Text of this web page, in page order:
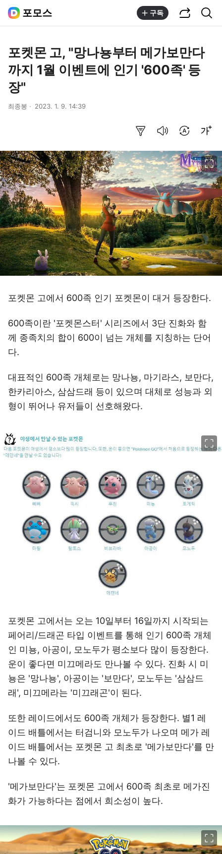
포모스 구독
포켓몬 고, "망나뇽부터 메가보만다
까지 1월 이벤트에 인기 '600족' 등
장"
최종봉 2023. 1. 9. 14:39
포켓몬 고에서 600족 인기 포켓몬이 대거 등장한다.
600족이란 '포켓몬스터' 시리즈에서 3단 진화와 함
께 종족치의 합이 600이 넘는 개체를 지칭하는 단어
다.
대표적인 600족 개체로는 망나뇽, 마기라스, 보만다,
한카리아스, 삼삼드래 등이 있으며 대체로 성능과 외
형이 뛰어나 유저들이 선호해왔다.
포켓몬 고에서는 오는 10일부터 16일까지 시작되는
페어리/드래곤 타입 이벤트를 통해 인기 600족 개체
인 미뇽, 아공이, 모노두가 평소보다 많이 등장한다.
운이 좋다면 미끄메라도 만나볼 수 있다. 진화 시 미
뇽은 '망나뇽', 아공이는 '보만다', 모노두는 '삼삼드
래', 미끄메라는 '미끄래곤'이 된다.
또한 레이드에서도 600족 개체가 등장한다. 별1 레
이드 배틀에서는 터검니와 모노두가 나오며 메가 레
이드 배틀에서는 포켓몬 고 최초로 '메가보만다'를 만
나볼 수 있다.
'메가보만다'는 포켓몬 고에서 600족 최초로 메가진
화가 가능하다는 점에서 희소성이 높다.